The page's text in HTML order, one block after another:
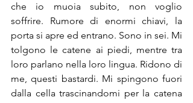
che io muoia subito, non voglio
soffrire. Rumore di enormi chiavi, la
porta si apre ed entrano. Sono in sei. Mi
tolgono le catene ai piedi, mentre tra
loro parlano nella loro lingua. Ridono di
me, questi bastardi. Mi spingono fuori
dalla cella trascinandomi per la catena